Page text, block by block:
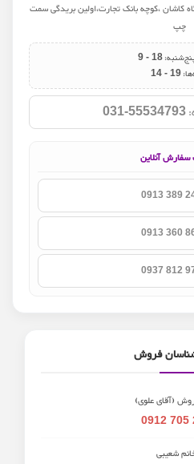
کاشان ،کوچه بانک تجارت،اولین بریدگی سمت
چپ
9 - 18
14 - 19
031-55534793
آنلاین
0913 389
0913 360
0937 812
فروش
(آقای علوی)
0912 705
شعیبی